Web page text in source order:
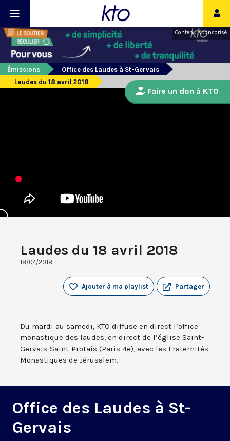
Contenu sponsorisé
Émissions
Office des Laudes à St-Gervais
Laudes du 18 avril 2018
Laudes du 18 avril 2018
18/04/2018
Partager
Ajouter à ma playlist
Du mardi au samedi, KTO diffuse en direct l’office
monastique des laudes, en direct de l’église Saint-
Gervais-Saint-Protais (Paris 4e), avec les Fraternités
Monastiques de Jérusalem.
Office des Laudes à St-
Gervais
Faire un don à KTO